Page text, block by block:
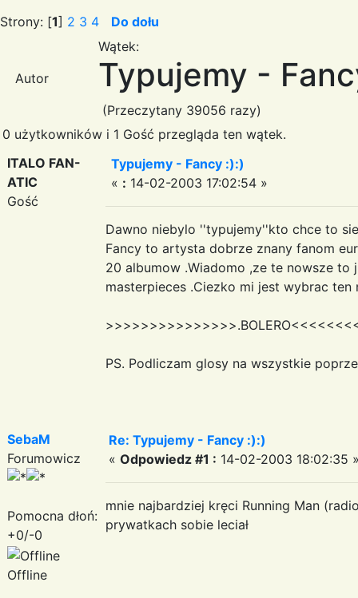
Strony: [1] 2 3 4 Do dołu
Autor
Wątek:
Typujemy -
(Przeczytany 39056 razy)
0 użytkowników i 1 Gość przegląda ten wątek.
ITALO FAN-
ATIC
Gość
Typujemy - Fancy :):)
« : 14-02-2003 17:02:54 »
Dawno niebylo ''typujemy''kto chce to
Fancy to artysta dobrze znany fanom
20 albumow .Wiadomo ,ze te nowsze
masterpieces .Ciezko mi jest wybrac
PS. Podliczam glosy na wszystkie
SebaM
Forumowicz
Pomocna dłoń:
+0/-0
Offline
Re: Typujemy - Fancy :):)
« Odpowiedz #1 : 14-02-2003 18:02:35
mnie najbardziej kręci Running Man
prywatkach sobie leciał